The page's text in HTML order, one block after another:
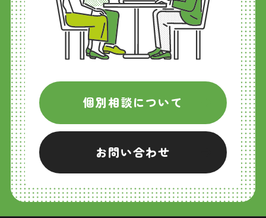
個別相談について
お問い合わせ